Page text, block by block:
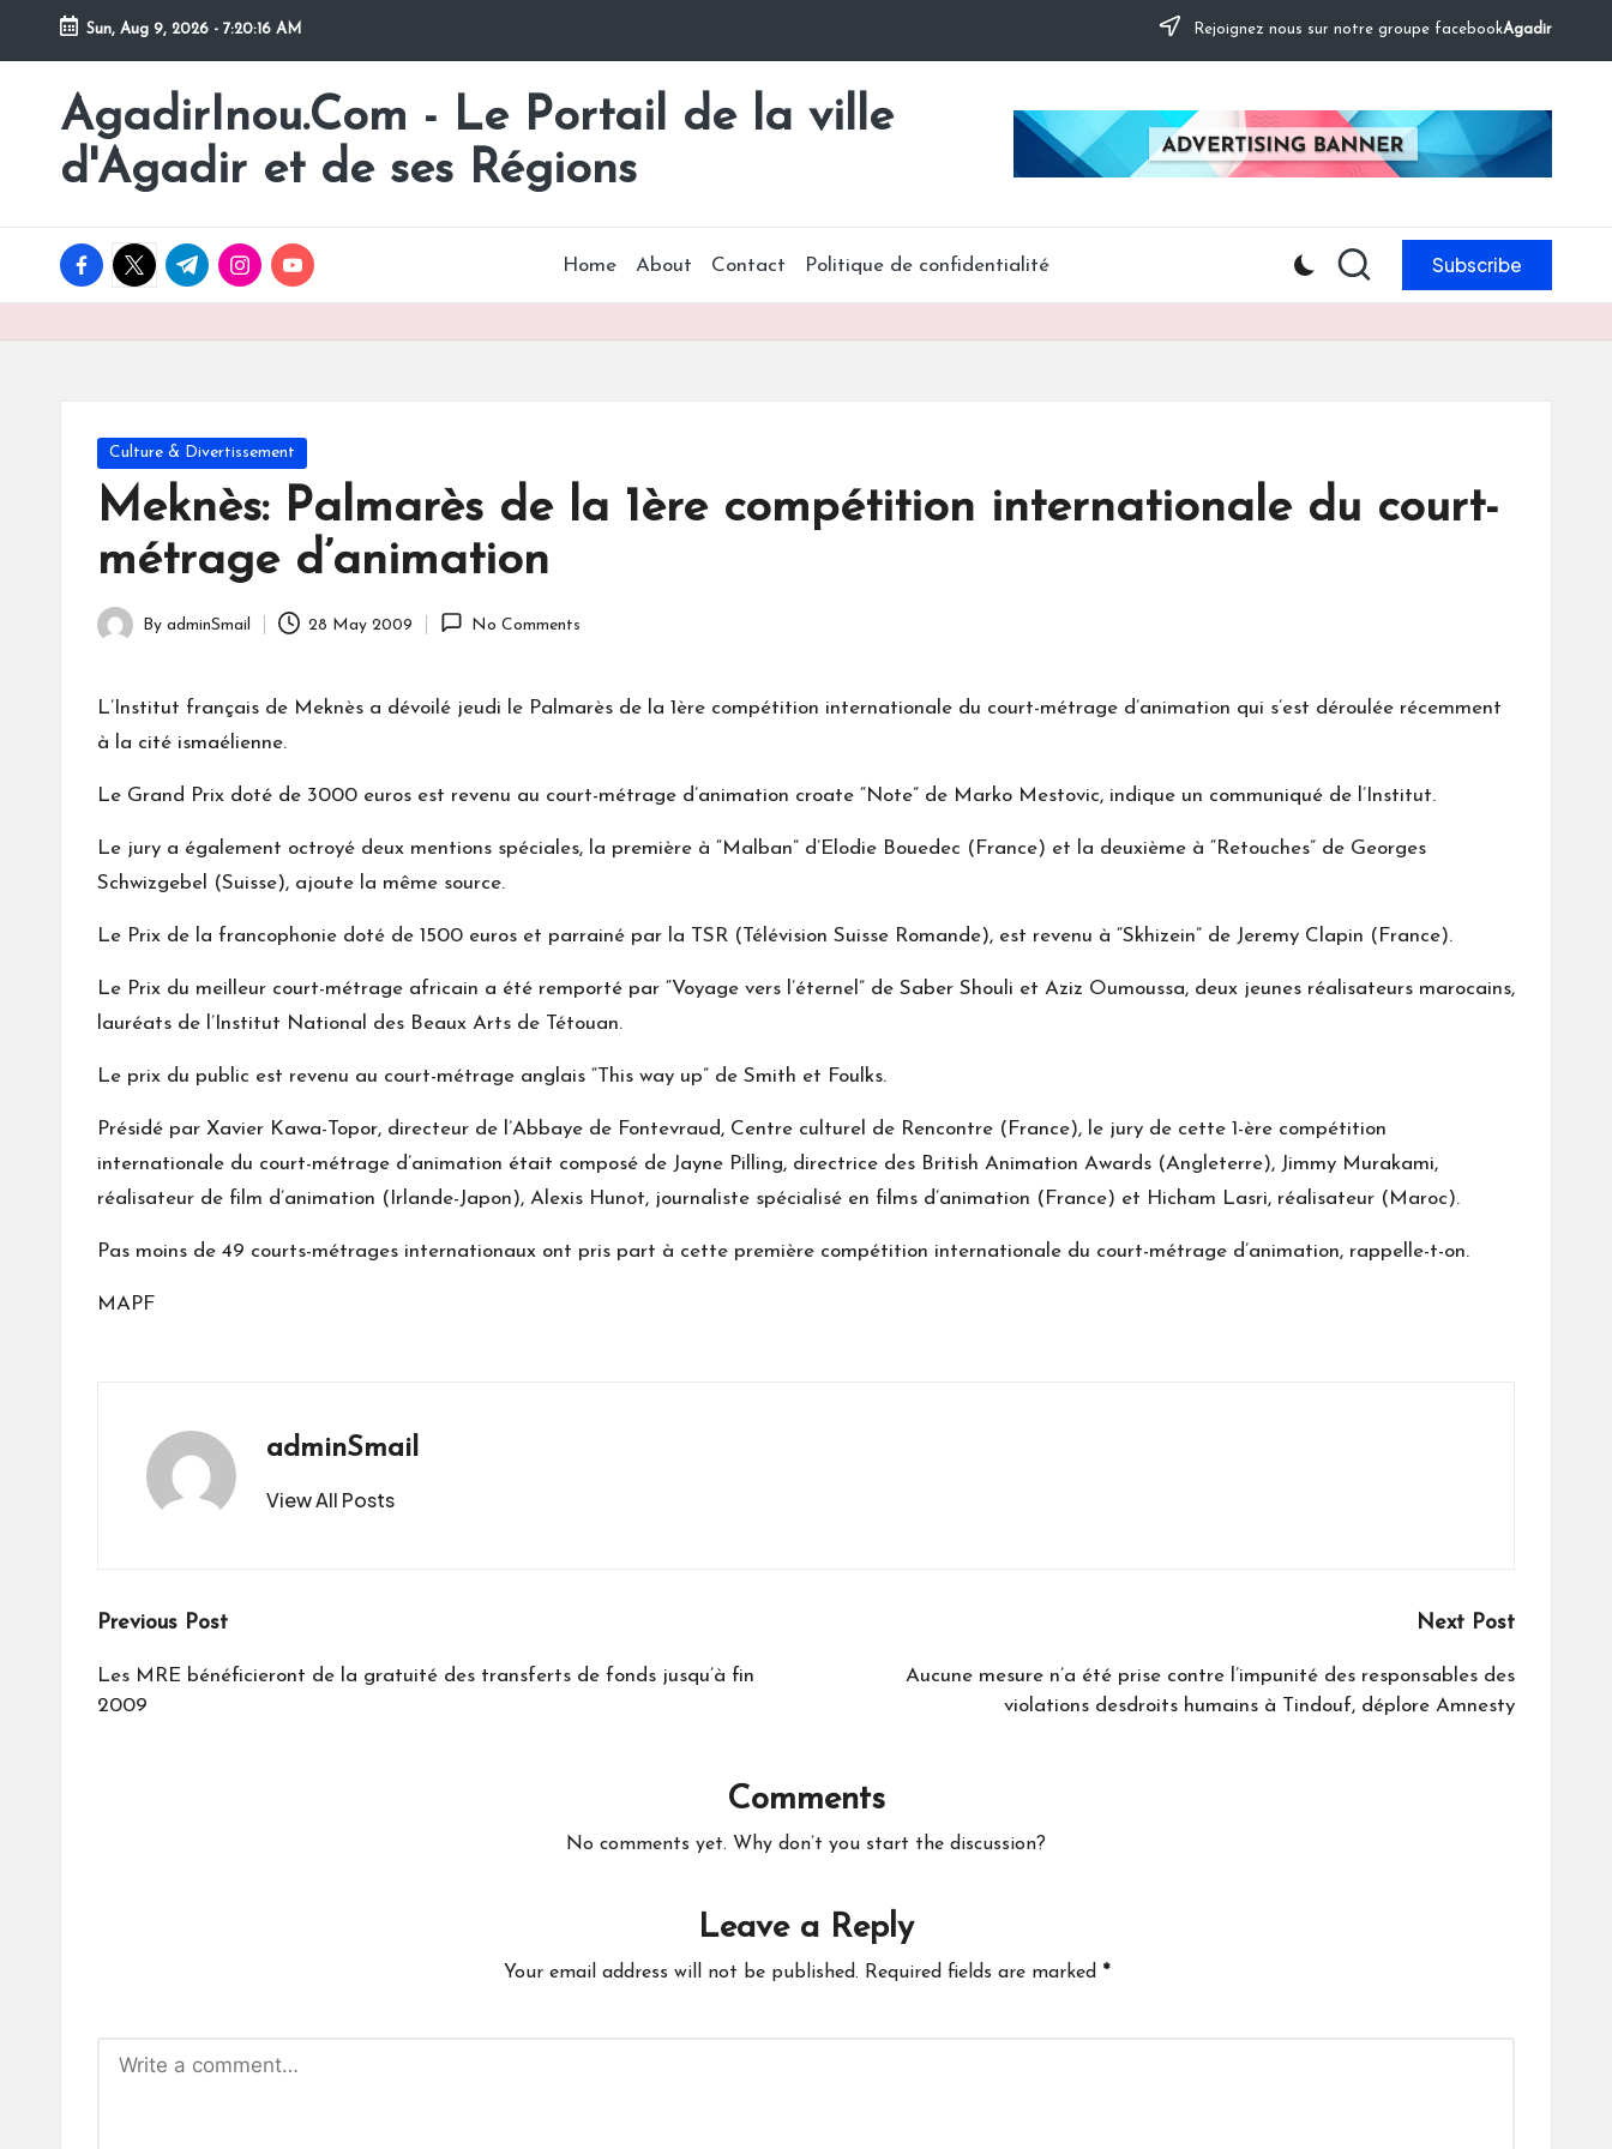
Skip
content
Sun, Aug 9, 2026 - 7:20:17 AM Rejoignez nous sur notre groupe facebookAgadir
AgadirInou.Com - Le Portail de la ville
d'Agadir et de ses Régions
Toute
l'actualité
de
d'Agadir
facebook.com
twitter.com
t.me instagram.com
youtube.com Home About Contact Politique de confidentialité Subscribe
Posted
in
Culture & Divertissement
Meknès: Palmarès de la 1ère compétition internationale du court-
métrage d’animation
Posted
By adminSmail 28 May 2009 No Comments
L’Institut français de Meknès a dévoilé jeudi le Palmarès de la 1ère compétition internationale du court-métrage d’animation qui s’est déroulée récemment
à la cité ismaélienne.
Le Grand Prix doté de 3000 euros est revenu au court-métrage d’animation croate “Note” de Marko Mestovic, indique un communiqué de l’Institut.
Le jury a également octroyé deux mentions spéciales, la première à “Malban” d’Elodie Bouedec (France) et la deuxième à “Retouches” de Georges
Schwizgebel (Suisse), ajoute la même source.
Le Prix de la francophonie doté de 1500 euros et parrainé par la TSR (Télévision Suisse Romande), est revenu à “Skhizein” de Jeremy Clapin (France).
Le Prix du meilleur court-métrage africain a été remporté par “Voyage vers l’éternel” de Saber Shouli et Aziz Oumoussa, deux jeunes réalisateurs marocains,
lauréats de l’Institut National des Beaux Arts de Tétouan.
Le prix du public est revenu au court-métrage anglais “This way up” de Smith et Foulks.
Présidé par Xavier Kawa-Topor, directeur de l’Abbaye de Fontevraud, Centre culturel de Rencontre (France), le jury de cette 1-ère compétition
internationale du court-métrage d’animation était composé de Jayne Pilling, directrice des British Animation Awards (Angleterre), Jimmy Murakami,
réalisateur de film d’animation (Irlande-Japon), Alexis Hunot, journaliste spécialisé en films d’animation (France) et Hicham Lasri, réalisateur (Maroc).
Pas moins de 49 courts-métrages internationaux ont pris part à cette première compétition internationale du court-métrage d’animation, rappelle-t-on.
MAPF
adminSmail
View All Posts
Post
navigation
Previous Post
Les MRE bénéficieront de la gratuité des transferts de fonds jusqu’à fin
2009
Next Post
Aucune mesure n’a été prise contre l’impunité des responsables des
violations desdroits humains à Tindouf, déplore Amnesty
Comments
No comments yet. Why don’t you start the discussion?
Leave a Reply
Your email address will not be published. Required fields are marked *